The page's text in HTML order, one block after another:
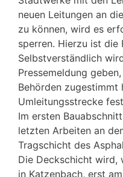
neuen Leitungen an
zu können, wird es
sperren. Hierzu ist die
Selbstverständlich
Pressemeldung
Behörden zugestimmt
Umleitungsstrecke
Im ersten
letzten Arbeiten an
Tragschicht des
Die Deckschicht wird,
in Katzenbach, erst